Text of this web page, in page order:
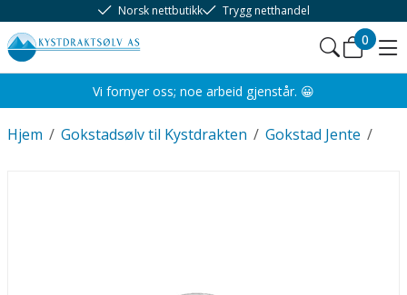
Norsk nettbutikk Trygg netthandel
0
Vi fornyer oss; noe arbeid gjenstår. 😀
/
Hjem /
Gokstadsølv til Kystdrakten /
Gokstad Jente